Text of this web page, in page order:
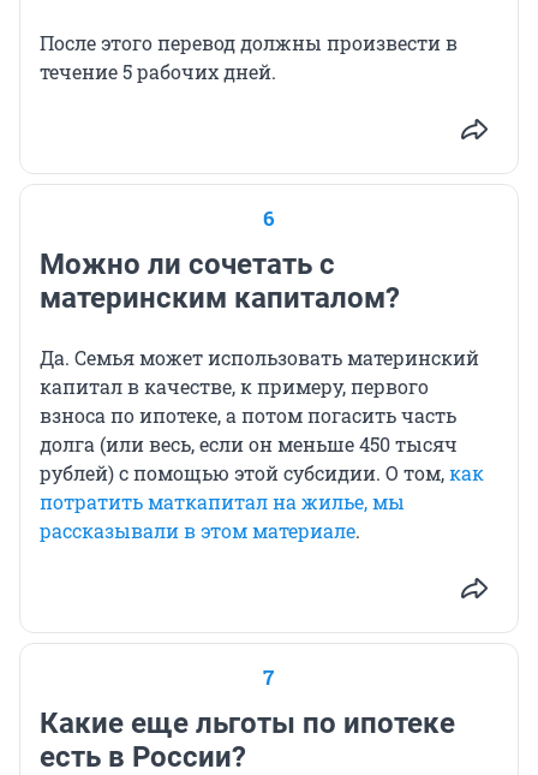
После этого перевод должны произвести в
течение 5 рабочих дней.
6
Можно ли сочетать с
материнским капиталом?
Да. Семья может использовать материнский
капитал в качестве, к примеру, первого
взноса по ипотеке, а потом погасить часть
долга (или весь, если он меньше 450 тысяч
рублей) с помощью этой субсидии. О том,как
потратить маткапитал на жилье, мы
рассказывали в этом материале.
7
Какие еще льготы по ипотеке
есть в России?